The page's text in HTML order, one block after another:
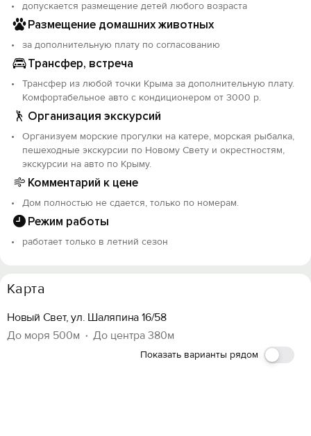
Да, номера сдаются не в первый раз, но всегда все
гости всегда очень адекватные, поэтому не могу
сказать, что ремонт свежий - это не так, но и не могу
сказать, что номера убитые - это тоже не так. Не
бабушкин вариант - это точно! Все сдается в варианте
- как есть!
А кто дочитал до этого пункта - готова вручить
шоколадку ( дайте знать до приезда, чтобы успела
купить)
допускается размещение детей любого возраста
Размещение домашних животных
за дополнительную плату по согласованию
Трансфер, встреча
Трансфер из любой точки Крыма за дополнительную плату.
Комфортабельное авто с кондиционером от 3000 р.
Организация экскурсий
Организуем морские прогулки на катере, морская рыбалка,
пешеходные экскурсии по Новому Свету и окрестностям,
экскурсии на авто по Крыму.
Комментарий к цене
Дом полностью не сдается, только по номерам.
Режим работы
работает только в летний сезон
Карта
Новый Свет, ул. Шаляпина 16/58
До моря 500м
До центра 380м
Показать варианты рядом